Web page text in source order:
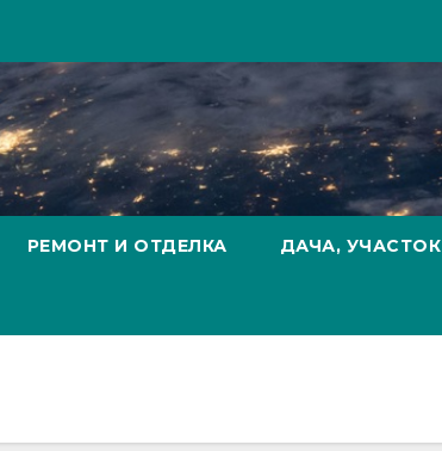
РЕМОНТ И ОТДЕЛКА ДАЧА, УЧАСТОК